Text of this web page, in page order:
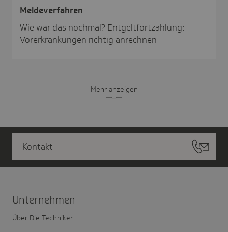
Melde­ver­fahren
Wie war das nochmal? Entgeltfortzahlung:
Vorerkrankungen richtig anrechnen
Mehr anzeigen
Kontakt
Unter­nehmen
Über Die Techniker